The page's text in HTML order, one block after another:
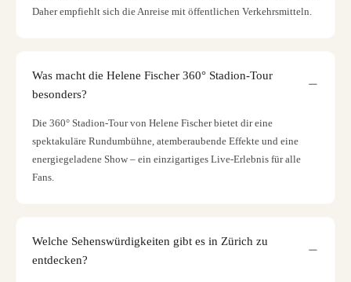
Daher empfiehlt sich die Anreise mit öffentlichen Verkehrsmitteln.
Was macht die Helene Fischer 360° Stadion-Tour
besonders?
Die 360° Stadion-Tour von Helene Fischer bietet dir eine
spektakuläre Rundumbühne, atemberaubende Effekte und eine
energiegeladene Show – ein einzigartiges Live-Erlebnis für alle
Fans.
Welche Sehenswürdigkeiten gibt es in Zürich zu
entdecken?